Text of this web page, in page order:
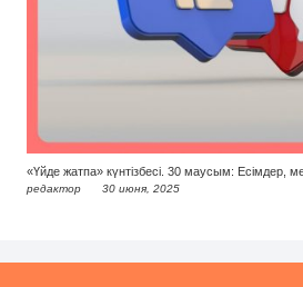
«Үйде жатпа» күнтізбесі. 30 маусым: Есімдер,
редактор 30 июня, 2025